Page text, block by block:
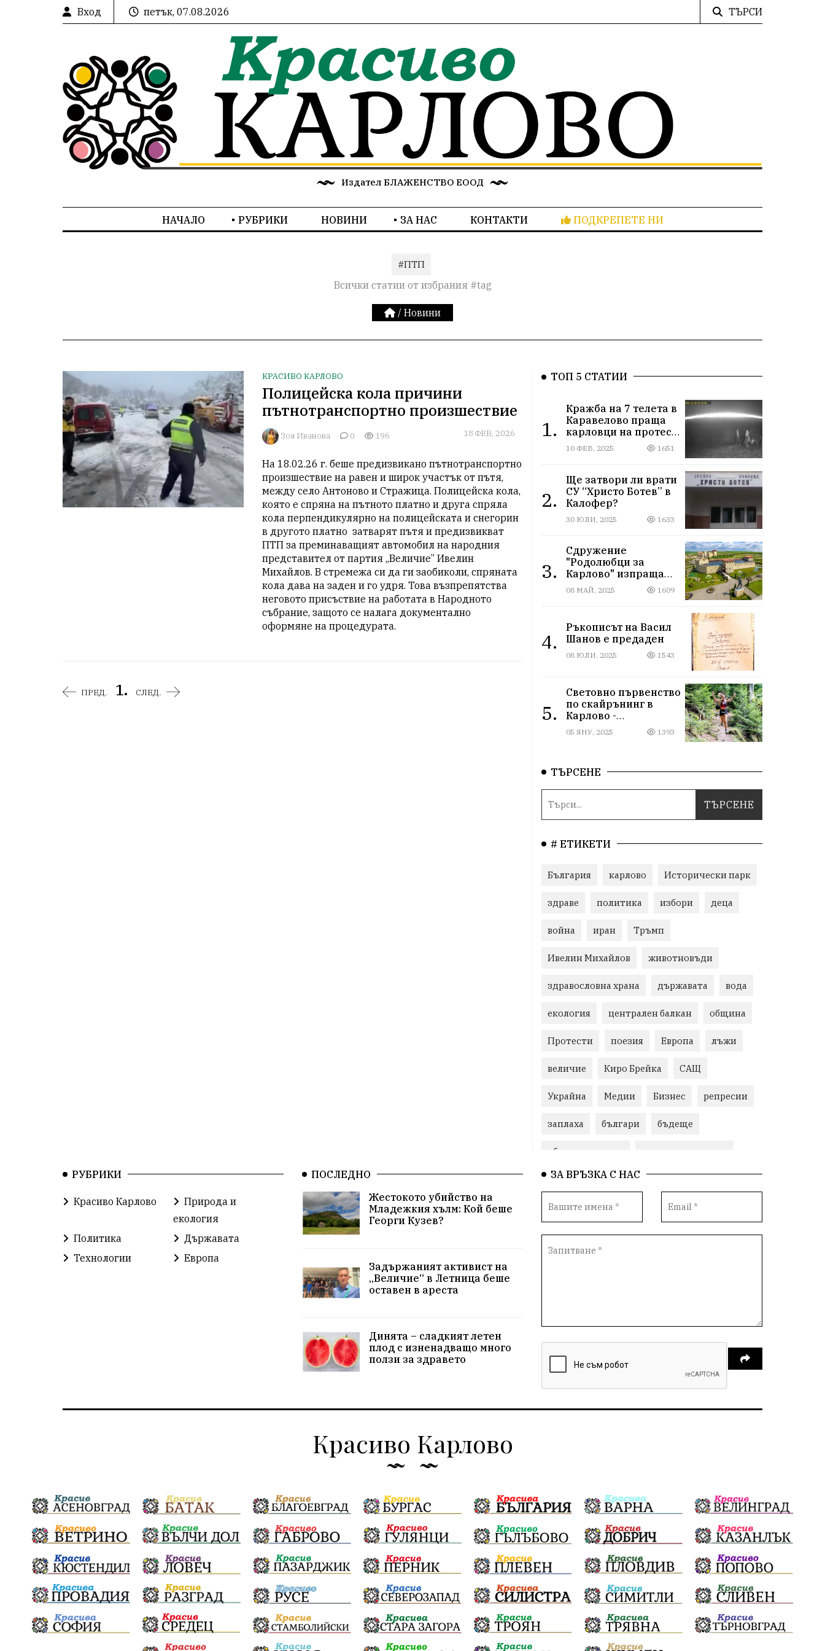
Вход петък, 07.08.2026 ТЪРСИ
Издател БЛАЖЕНСТВО ЕООД
НАЧАЛО РУБРИКИ НОВИНИ ЗА НАС КОНТАКТИ ПОДКРЕПЕТЕ НИ
#ПТП
Всички статии от избрания #tag
/ Новини
КРАСИВО КАРЛОВО
Полицейска кола причини
пътнотранспортно произшествие
Зоя Иванова 0 196 18 ФЕВ, 2026
На 18.02.26 г. беше предизвикано пътнотранспортно
произшествие на равен и широк участък от пътя,
между село Антоново и Стражица. Полицейска кола,
която е спряна на пътното платно и друга спряла
кола перпендикулярно на полицейската и снегорин
в другото платно  затварят пътя и предизвикват
ПТП за преминаващият автомобил на народния
представител от партия „Величие” Ивелин
Михайлов. В стремежа си да ги заобиколи, спряната
кола дава на заден и го удря. Това възпрепятства
неговото присъствие на работата в Народното
събрание, защото се налага документално
оформяне на процедурата.
ПРЕД. 1. СЛЕД.
ТОП 5 СТАТИИ
1.
Кражба на 7 телета в
Каравелово праща
карловци на протест
пред Окръжния съд
10 ФЕВ, 2025 1651
2.
Ще затвори ли врати
СУ “Христо Ботев” в
Калофер?
30 ЮЛИ, 2025 1633
3.
Сдружение
"Родолюбци за
Карлово" изпраща
ученици на
екскурзия в
дискриминацията
08 МАЙ, 2025 1609
4.
Ръкописът на Васил
Шанов е предаден
08 ЮЛИ, 2025 1543
5.
Световно първенство
по скайрънинг в
Карлово -
Балканиада 2025 г.
05 ЯНУ, 2025 1393
ТЪРСЕНЕ
# ЕТИКЕТИ
България карлово Исторически парк
здраве политика избори деца
война иран Тръмп
Ивелин Михайлов животновъди
здравословна храна държавата вода
екология централен балкан община
Протести поезия Европа лъжи
величие Киро Брейка САЩ
Украйна Медии Бизнес репресии
заплаха българи бъдеще
общински съвет
младежи Пловдив
референдум Бай Рибан
Изкуственият интелект проекти
земеделие дух сметища
прозрачност енергия
Култура правителство народ
Турция истина арест журналисти
партии замърсяване нападение
адвокат сила филм
партия Величие храна доказателства
РУБРИКИ
Красиво Карлово
Природа и
екология
Политика
Държавата
Технологии
Европа
ПОСЛЕДНО
Жестокото убийство на
Младежкия хълм: Кой беше
Георги Кузев?
Задържаният активист на
„Величие“ в Летница беше
оставен в ареста
Динята – сладкият летен
плод с изненадващо много
ползи за здравето
ЗА ВРЪЗКА С НАС
Красиво Карлово